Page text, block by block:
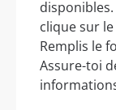
disponibles.
clique sur
Remplis le
Assure-toi